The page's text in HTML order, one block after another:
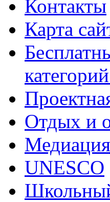
Контакты
Карта
Отдых и
Медиация
UNESCO